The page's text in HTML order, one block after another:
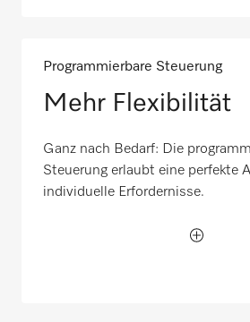
Programmierbare Steuerung
Mehr Flexibilität
Ganz nach Bedarf: Die
Steuerung erlaubt eine perfekte
individuelle Erfordernisse.